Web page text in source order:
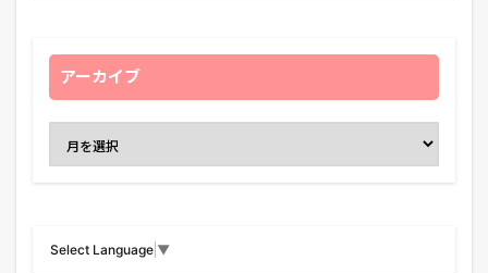
アーカイブ
Select Language ▼